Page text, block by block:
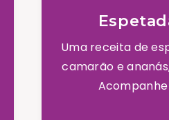
Uma receita de
camarão e